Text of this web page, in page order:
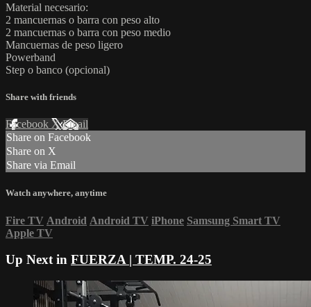
Material necesario:
2 mancuernas o barra con peso alto
2 mancuernas o barra con peso medio
Mancuernas de peso ligero
Powerband
Step o banco (opcional)
Share with friends
Facebook XEmail
Share on Facebook
Share on X
Share via Email
Watch anywhere, anytime
Fire TV Android Android TV iPhone Samsung Smart TV
Apple TV
Up Next in FUERZA | TEMP. 24-25